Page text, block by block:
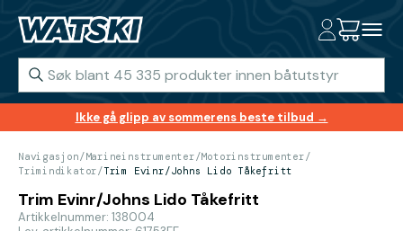
Ikke gå glipp av sommerens beste tilbud →
Navigasjon/Marineinstrumenter/Motorinstrumenter/
Trimindikator/Trim Evinr/Johns Lido Tåkefritt
Trim Evinr/Johns Lido Tåkefritt
Artikkelnummer: 138004